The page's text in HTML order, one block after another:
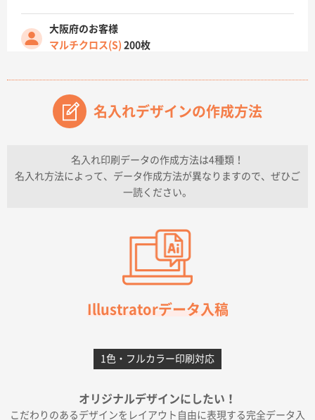
大阪府のお客様
マルチクロス(S) 200枚
原稿データ流用が可能で価格が妥当なこと
兵庫県のお客様
チケットホルダー ダブルポケット
上記のとおりです。
柳さんの対応が素晴らしかった。
フレキソレジ袋 Uバッグ 35号
5000枚
2026年06月28日 15:14
千葉県A社様
2026年06月19日 09:41
名入れデザインの作成方法
名入れ印刷データの作成方法は4種類！
名入れ方法によって、データ作成方法が異なりますので、ぜひご
一読ください。
Illustratorデータ入稿
1色・フルカラー印刷対応
オリジナルデザインにしたい！
こだわりのあるデザインをレイアウト自由に表現する完全データ入